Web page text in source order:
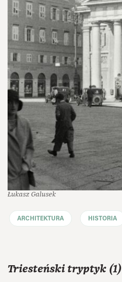
Łukasz Galusek
ARCHITEKTURA HISTORIA
Triesteński tryptyk (1)